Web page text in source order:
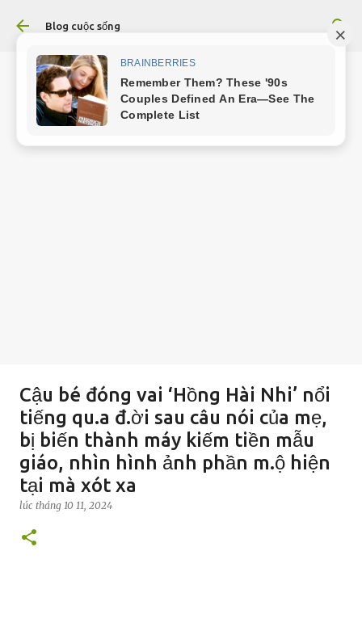
Chuyển đến nội dung chính
Blog cuộc sống
Cậu bé đóng vai ‘Hồng Hài Nhi’ nổi
tiếng qu.a đ.ời sau câu nói của mẹ,
bị biến thành máy kiếm tiền mẫu
giáo, nhìn hình ảnh phần m.ộ hiện
tại mà xót xa
lúc tháng 10 11, 2024